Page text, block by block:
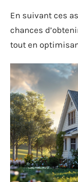
En suivant ces
chances
tout en